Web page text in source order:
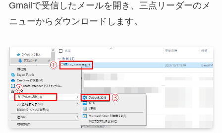
Gmailで受信したメールを開き、三点リーダーのメ
ニューからダウンロードします。